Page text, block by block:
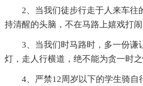
2、当我们徒步行走于人来车往
持清醒的头脑，不在马路上嬉戏打
3、当我们时马路时，多一份谦
灯，走人行横道，绝不能为贪一时
4、严禁12周岁以下的学生骑自